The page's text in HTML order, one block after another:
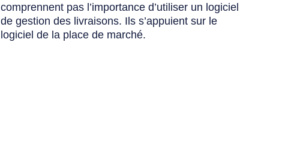
comprennent pas l’importance d’utiliser un logiciel
de gestion des livraisons. Ils s’appuient sur le
logiciel de la place de marché.